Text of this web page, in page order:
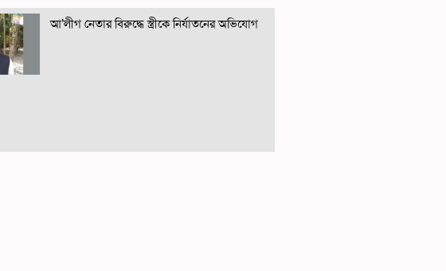
আ’লীগ নেতার বিরুদ্ধে স্ত্রীকে নির্যাতনের অভিযোগ